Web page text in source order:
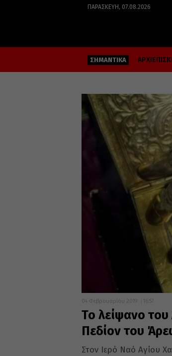
ΠΑΡΑΣΚΕΥΉ, 07.08.2026
ΣΗΜΑΝΤΙΚΑ
04 Φεβρουαρίου 2019 16:57
Το λείψανο
Πεδίον του
Στον Ιερό Ναό Αγίου